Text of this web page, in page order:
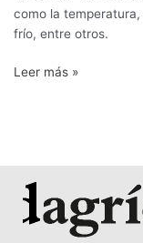
como la
frío, entre otros.
Leer más »